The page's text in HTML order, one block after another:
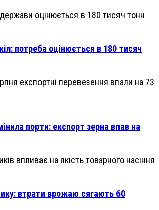
потреба оцінюється в 180 тисяч
порти: експорт зерна впав на
втрати врожаю сягають 60